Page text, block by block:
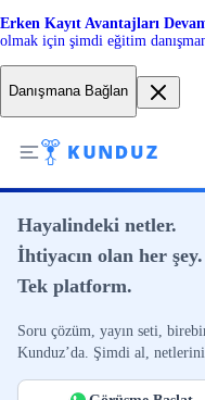
Erken Kayıt Avantajları
olmak için şimdi eğitim
Danışmana Bağlan
Hayalindeki netler.
İhtiyacın olan her şey.
Tek platform.
Soru çözüm, yayın seti,
Kunduz’da. Şimdi al, netlerini